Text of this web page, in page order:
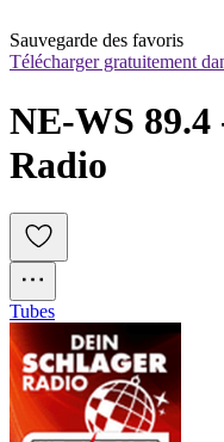
Sauvegarde des favoris
Télécharger gratuitement
NE-WS 89.4
Radio
Tubes